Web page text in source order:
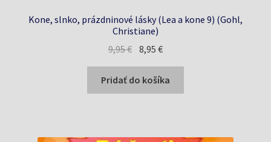
Kone, slnko, prázdninové lásky (Lea a kone 9) (Gohl,
Christiane)
9,95€ Pôvodná
cena
bola:
9,95 €.
8,95€Aktuálna
cena
je:
8,95 €.
Pridať do košíka